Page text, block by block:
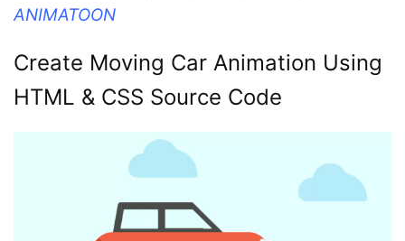
ANIMATOON
Create Moving Car Animation Using
HTML & CSS Source Code